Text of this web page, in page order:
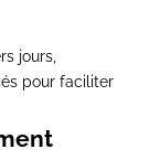
jours,
pour faciliter